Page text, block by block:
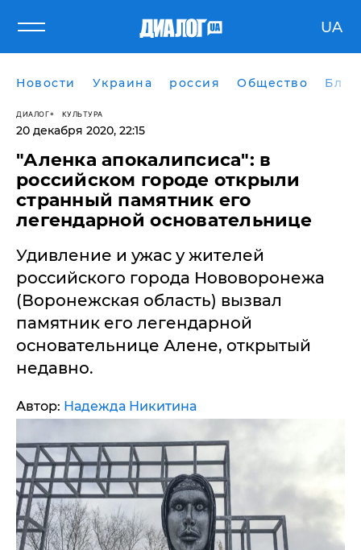
UA
Новости Украина россия Общество
ДИАЛОГ КУЛЬТУРА
20 декабря 2020, 22:15
"Аленка апокалипсиса": в
российском городе открыли
странный памятник его
легендарной основательнице
Удивление и ужас у жителей
российского города Нововоронежа
(Воронежская область) вызвал
памятник его легендарной
основательнице Алене, открытый
недавно.
Автор: Надежда Никитина